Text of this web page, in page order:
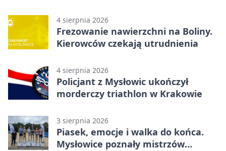
4 sierpnia 2026
Frezowanie nawierzchni na Boliny.
Kierowców czekają utrudnienia
4 sierpnia 2026
Policjant z Mysłowic ukończył
morderczy triathlon w Krakowie
3 sierpnia 2026
Piasek, emocje i walka do końca.
Mysłowice poznały mistrzów